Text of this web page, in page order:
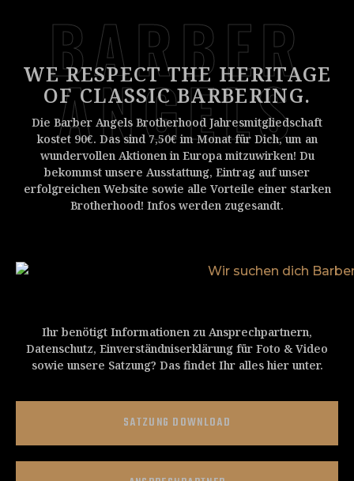
BARBER
ANGELS
WE RESPECT THE HERITAGE
OF CLASSIC BARBERING.
Die Barber Angels Brotherhood Jahresmitgliedschaft
kostet 90€. Das sind 7,50€ im Monat für Dich, um an
wundervollen Aktionen in Europa mitzuwirken! Du
bekommst unsere Ausstattung, Eintrag auf unser
erfolgreichen Website sowie alle Vorteile einer starken
Brotherhood! Infos werden zugesandt.
Ihr benötigt Informationen zu Ansprechpartnern,
Datenschutz, Einverständniserklärung für Foto & Video
sowie unsere Satzung? Das findet Ihr alles hier unter.
SATZUNG DOWNLOAD